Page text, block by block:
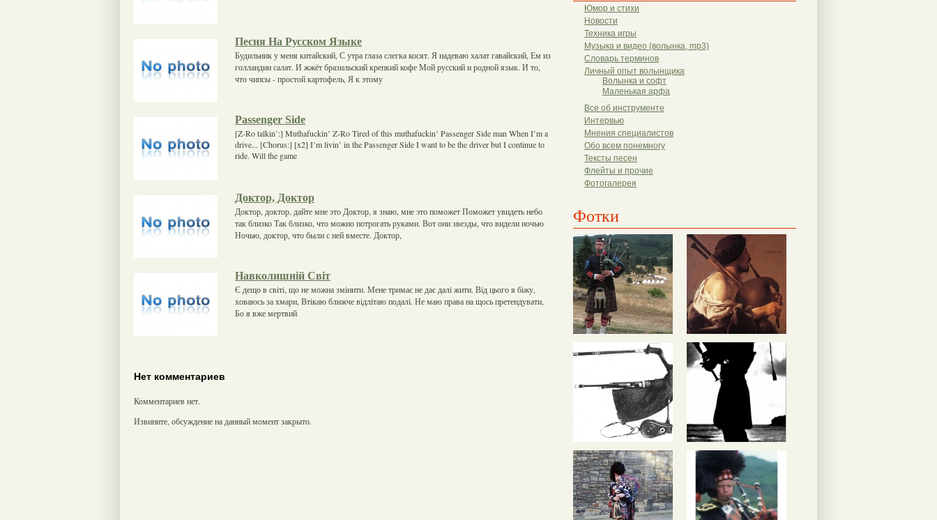
Юмор и стихи
Новости
Техника игры
Музыка и видео (волынка, mp3)
Словарь терминов
Личный опыт волынщика
Волынка и софт
Маленькая арфа
Все об инструменте
Интервью
Мнения специалистов
Обо всем понемногу
Тексты песен
Флейты и прочие
Фотогалерея
Фотки
Песня На Русском Языке
Будильник у меня китайский, С утра глаза слегка косят. Я надеваю халат гавайский, Ем из
голландии салат. И жжёт бразильский крепкий кофе Мой русский и родной язык. И то,
что чипсы - простой картофель, Я к этому
Passenger Side
[Z-Ro talkin’:] Muthafuckin’ Z-Ro Tired of this muthafuckin’ Passenger Side man When I’m a
drive... [Chorus:] [x2] I’m livin’ in the Passenger Side I want to be the driver but I continue to
ride. Will the game
Доктор, Доктор
Доктор, доктор, дайте мне это Доктор, я знаю, мне это поможет Поможет увидеть небо
так близко Так близко, что можно потрогать руками. Вот они звезды, что видели ночью
Ночью, доктор, что были с ней вместе. Доктор,
Навколишній Світ
Є дещо в світі, що не можна змінити. Мене тримає не дає далі жити. Від цього я біжу,
ховаюсь за хмари, Втікаю ближче відлітаю подалі. Не маю права на щось претендувати,
Бо я вже мертвий
Нет комментариев
Комментариев нет.
Извините, обсуждение на данный момент закрыто.